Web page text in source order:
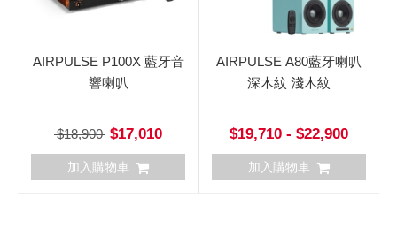
AIRPULSE P100X 藍牙音
響喇叭
$18,900 $17,010
加入購物車
AIRPULSE A80藍牙喇叭
深木紋 淺木紋
$19,710 - $22,900
加入購物車